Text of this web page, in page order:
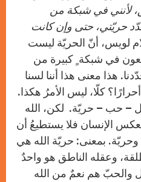
لأنني في شبكة من
حريّتي، حتى وإن كانت
لويس، أنّ الحريّة ليست
في شبكة ٍ كبيرة من
هذا معنى هذا أننا لسنا
كلّا، ليس الأمرُ هكذا.
– حب – حريّة. لكن، الله
الإنسان فلا يستطيعُ أن
بمعنى: حريّة الله هي
وعقله الناطق هو واحدٌ
والحبّ هم نعمٌ من الله